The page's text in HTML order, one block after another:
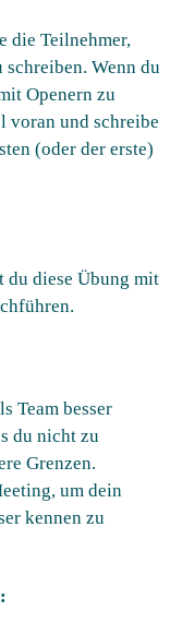
die Teilnehmer,
Wenn du
Openern zu
voran und schreibe
(oder der erste)
du diese Übung mit
Team besser
du nicht zu
Grenzen.
um dein
kennen zu